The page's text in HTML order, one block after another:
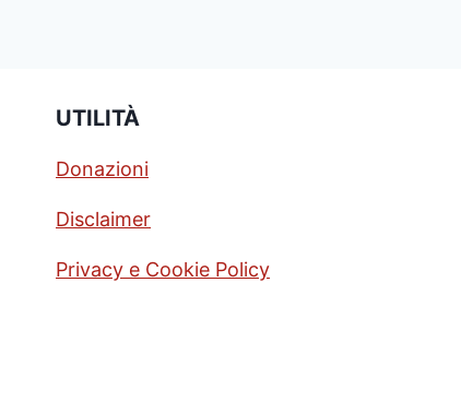
UTILITÀ
Donazioni
Disclaimer
Privacy e Cookie Policy